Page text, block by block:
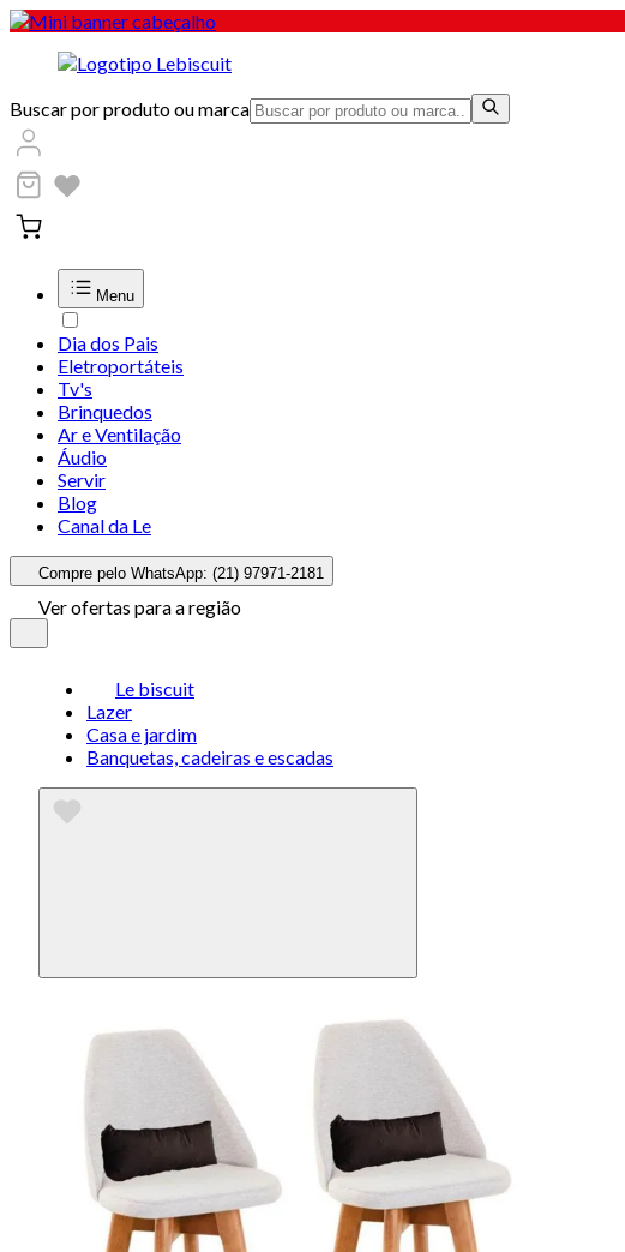
Buscar por produto ou marca
Menu
Dia dos Pais
Eletroportáteis
Tv's
Brinquedos
Ar e Ventilação
Áudio
Servir
Blog
Canal da Le
Compre pelo WhatsApp: (21) 97971-2181
Ver ofertas para a região
Le biscuit
Lazer
Casa e jardim
Banquetas, cadeiras e escadas